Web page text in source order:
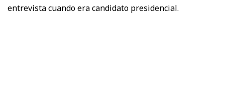
entrevista cuando era candidato presidencial.